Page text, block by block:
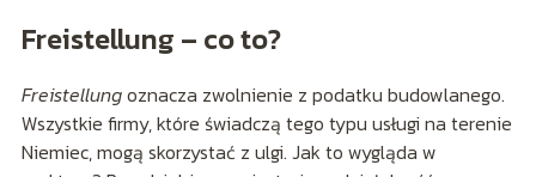
Freistellung – co to?
Freistellungoznacza zwolnienie z podatku budowlanego.
Wszystkie firmy, które świadczą tego typu usługi na terenie
Niemiec, mogą skorzystać z ulgi. Jak to wygląda w